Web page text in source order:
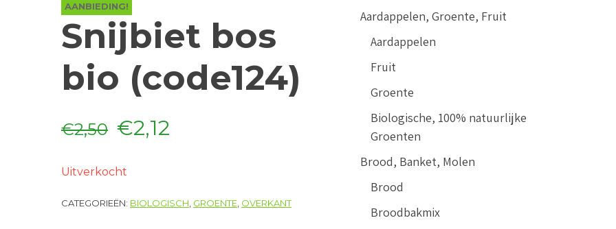
AANBIEDING!
Snijbiet bos
bio (code124)
€2,50 Oorspronkelijke
€2,12
Uitverkocht
CATEGORIEËN: BIOLOGISCH GROENTE OVERKANT
Aardappelen, Groente, Fruit
Aardappelen
Fruit
Groente
Biologische, 100% natuurlijke
Groenten
Brood, Banket, Molen
Brood
Broodbakmix